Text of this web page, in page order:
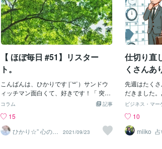
【 ほぼ毎日 #51】リスター
ト。
こんばんは、ひかりです |˙꒳​˙）サンドウ
ィッチマン面白くて、好きです！「 突然
ですが占ってもいいですか？ 」休憩中、
┈┈┈┈┈┈┈┈┈┈┈┈┈┈┈┈┈┈୨
୧今日は、リスタートついて少し綴らせて
ください。不幸の数を数えると心が沈ん
記事
コラム
15
ひかり☆” 心の休
憩室
2021/09/23
仕切り直
くさんあ
期のご紹
先週はたく
だきました
て、今年も
ましたか？年
りましたの
いらっしゃ
ビジネス・マー
10
miiko_占
ームペー